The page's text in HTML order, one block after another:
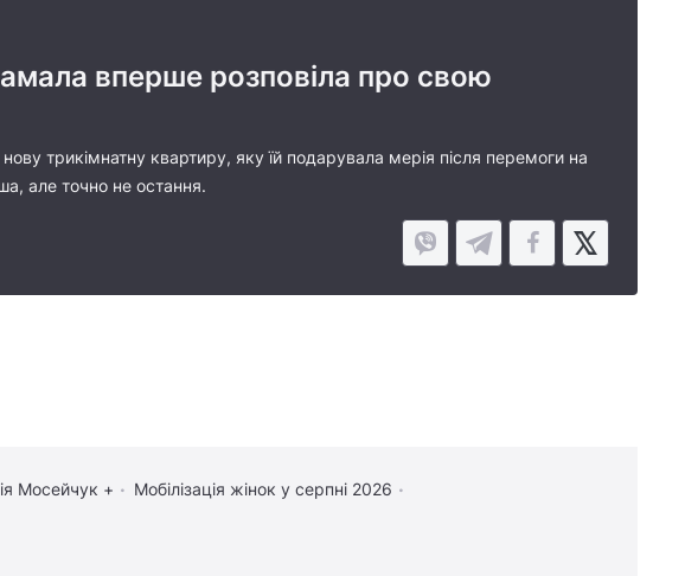
вперше розповіла про свою
трикімнатну квартиру, яку їй подарувала мерія після перемоги на
але точно не остання.
Мосейчук +
Мобілізація жінок у серпні 2026